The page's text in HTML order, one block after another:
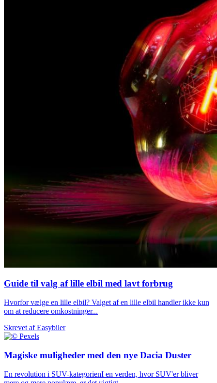
Guide til valg af lille elbil med lavt forbrug
Hvorfor vælge en lille elbil? Valget af en lille elbil handler ikke kun
om at reducere omkostninger...
Skrevet afEasybiler
Magiske muligheder med den nye Dacia Duster
En revolution i SUV-kategorienI en verden, hvor SUV'er bliver